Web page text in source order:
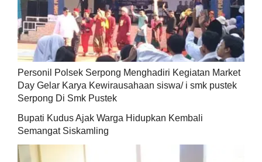
Personil Polsek Serpong Menghadiri Kegiatan Market
Day Gelar Karya Kewirausahaan siswa/ i smk pustek
Serpong Di Smk Pustek
Bupati Kudus Ajak Warga Hidupkan Kembali
Semangat Siskamling